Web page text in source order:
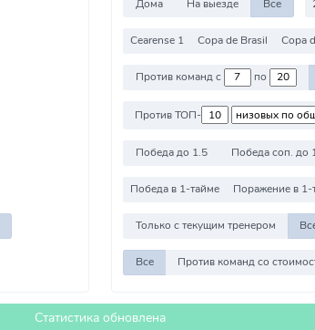
Дома На выезде Все
Cearense 1 Copa de Brasil Copa
Против команд с по
Против ТОП-
Победа до 1.5 Победа соп. до
Победа в 1-тайме Поражение в 1-
Только с текущим тренером
Все
Статистика обновлена